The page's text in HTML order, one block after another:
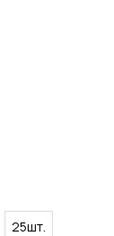
25шт.